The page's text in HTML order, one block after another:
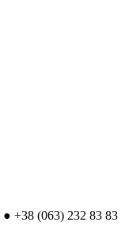
+38 (063) 232 83 83